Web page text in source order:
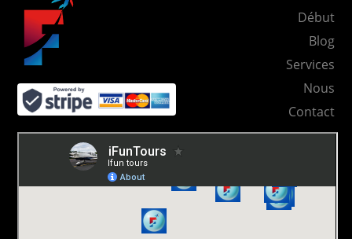
Début
Blog
Services
Nous
Contact